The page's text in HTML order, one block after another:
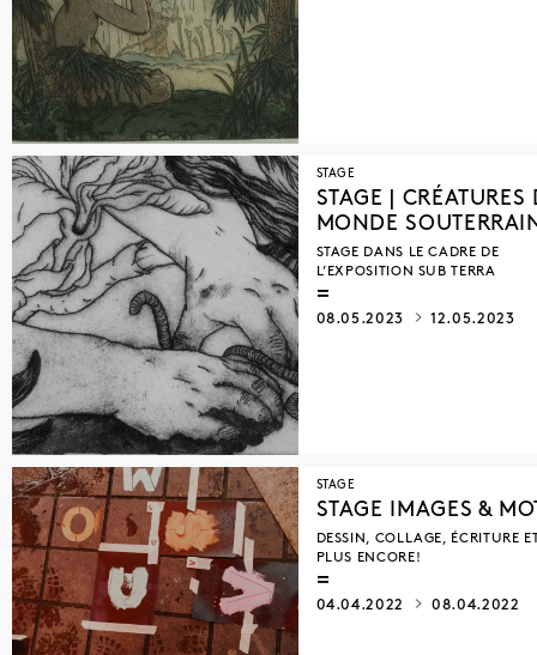
STAGE
STAGE | CRÉATURES
MONDE
STAGE DANS LE CADRE DE
L’EXPOSITION SUB TERRA
08.05.2023 12.05.2023
STAGE
STAGE IMAGES &
DESSIN, COLLAGE, ÉCRITURE
PLUS ENCORE!
04.04.2022 08.04.2022